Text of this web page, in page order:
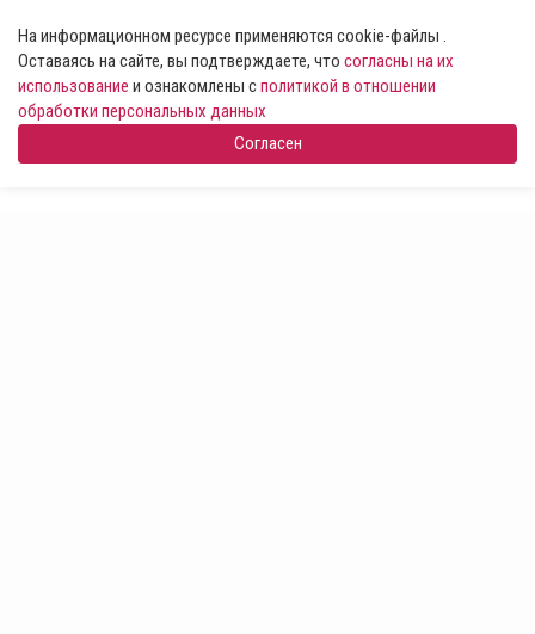
На информационном ресурсе применяются cookie-файлы .
Оставаясь на сайте, вы подтверждаете, что согласны на их
использование и ознакомлены сполитикой в отношении
обработки персональных данных
Согласен